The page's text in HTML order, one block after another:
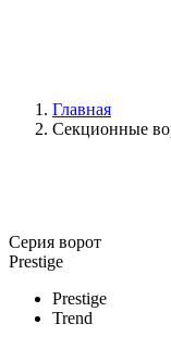
Главная
Секционные
Серия ворот
Prestige
Prestige
Trend